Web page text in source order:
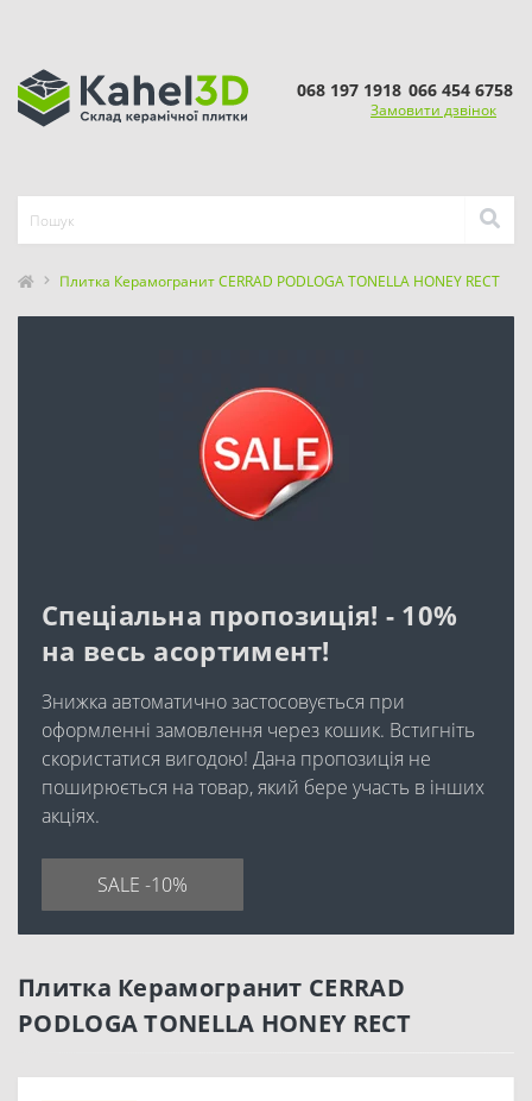
068 197 1918 066 454 6758
Замовити дзвінок
Плитка Керамогранит CERRAD PODLOGA TONELLA HONEY RECT
Спеціальна пропозиція! - 10%
на весь асортимент!
Знижка автоматично застосовується при
оформленні замовлення через кошик. Встигніть
скористатися вигодою! Дана пропозиція не
поширюється на товар, який бере участь в інших
акціях.
SALE -10%
Плитка Керамогранит CERRAD
PODLOGA TONELLA HONEY RECT